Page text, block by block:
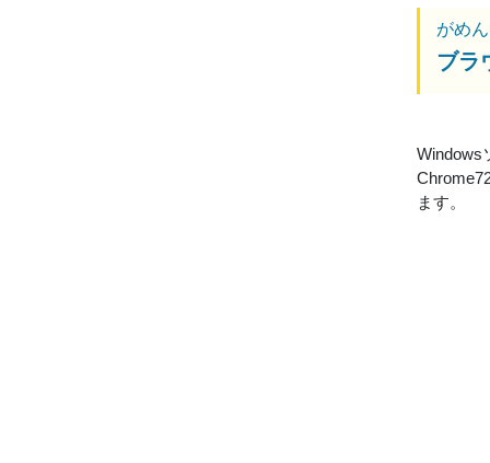
がめ
ブラ
Windows
ます。